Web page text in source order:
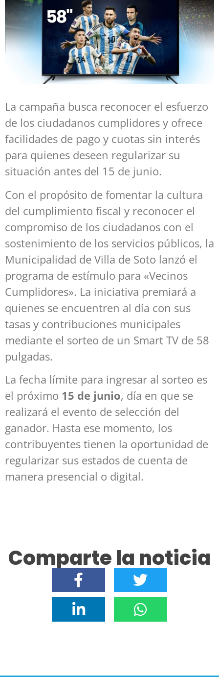
La campaña busca reconocer el esfuerzo
de los ciudadanos cumplidores y ofrece
facilidades de pago y cuotas sin interés
para quienes deseen regularizar su
situación antes del 15 de junio.
Con el propósito de fomentar la cultura
del cumplimiento fiscal y reconocer el
compromiso de los ciudadanos con el
sostenimiento de los servicios públicos, la
Municipalidad de Villa de Soto lanzó el
programa de estímulo para «Vecinos
Cumplidores». La iniciativa premiará a
quienes se encuentren al día con sus
tasas y contribuciones municipales
mediante el sorteo de un Smart TV de 58
pulgadas.
La fecha límite para ingresar al sorteo es
el próximo 15 de junio, día en que se
realizará el evento de selección del
ganador. Hasta ese momento, los
contribuyentes tienen la oportunidad de
regularizar sus estados de cuenta de
manera presencial o digital.
Comparte la noticia